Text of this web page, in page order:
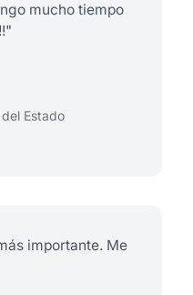
mucho tiempo
Estado
importante. Me